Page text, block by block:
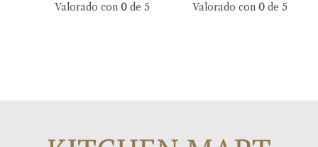
Valorado con0 de 5 Valorado con 0de 5